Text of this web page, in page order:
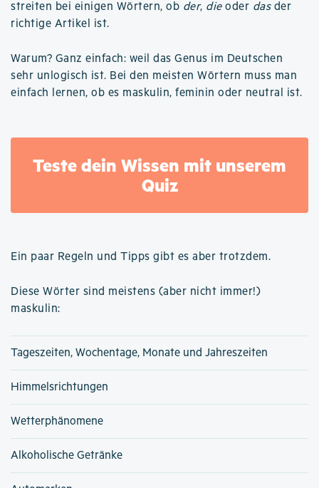
streiten bei einigen Wörtern, ob der, dieoder dasder
richtige Artikel ist.
Warum? Ganz einfach: weil das Genus im Deutschen
sehr unlogisch ist. Bei den meisten Wörtern muss man
einfach lernen, ob es maskulin, feminin oder neutral ist.
Teste dein Wissen mit unserem
Quiz
Ein paar Regeln und Tipps gibt es aber trotzdem.
Diese Wörter sind meistens (aber nicht immer!)
maskulin:
Tageszeiten, Wochentage, Monate und Jahreszeiten
Himmelsrichtungen
Wetterphänomene
Alkoholische Getränke